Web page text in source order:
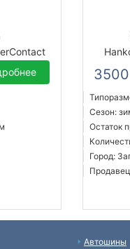
Сезон:
Остаток
Город:
Автошины